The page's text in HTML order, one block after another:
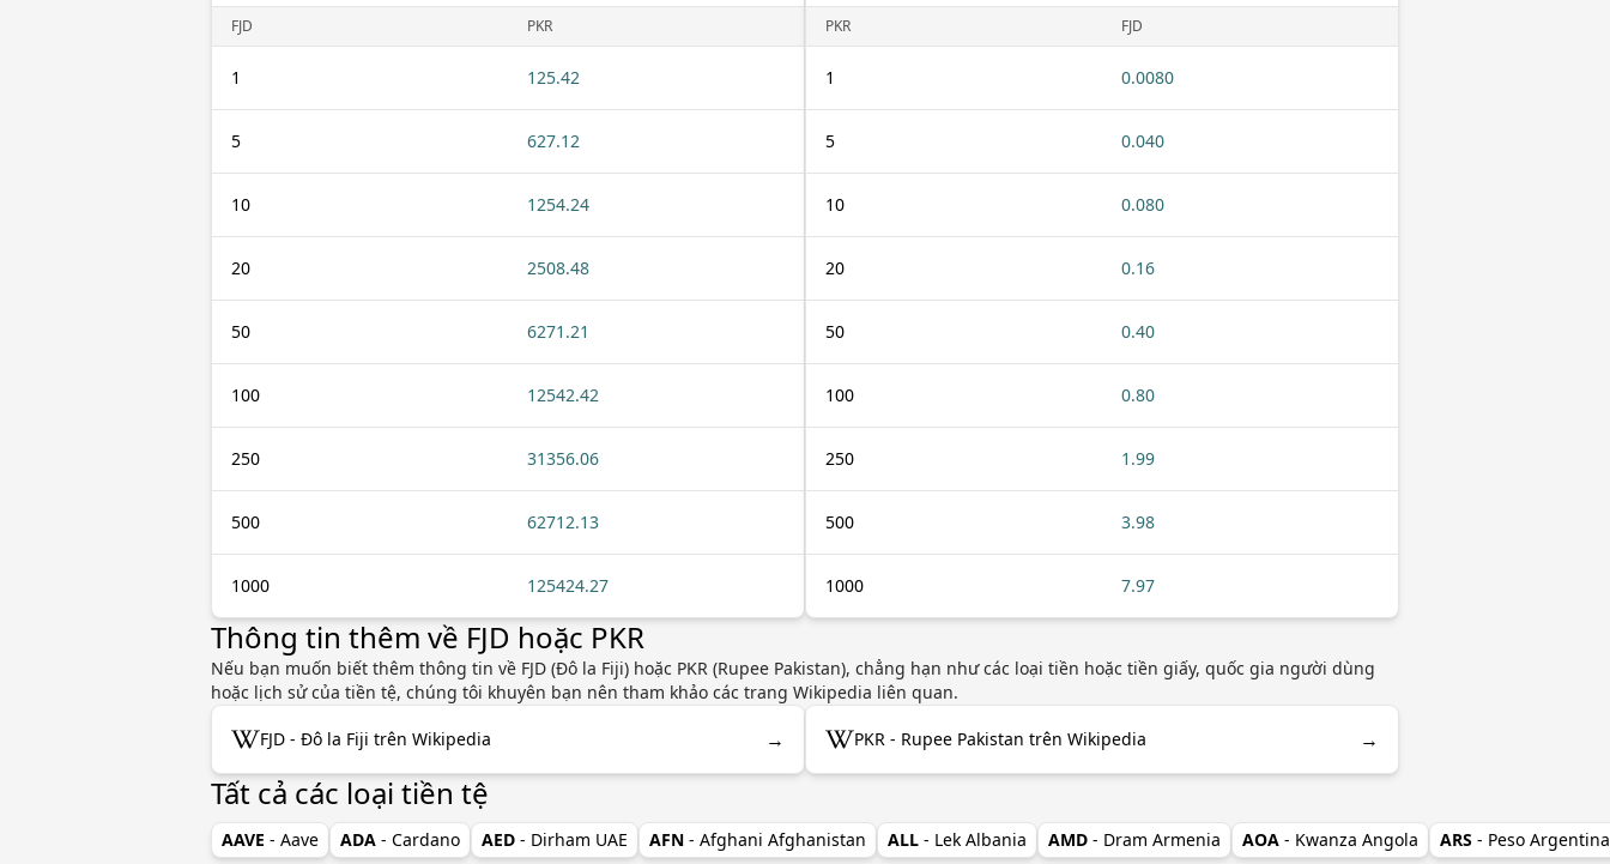
FJD PKR
1 125.42
5 627.12
10 1254.24
20 2508.48
50 6271.21
100 12542.42
250 31356.06
500 62712.13
1000 125424.27
PKR FJD
1 0.0080
5 0.040
10 0.080
20 0.16
50 0.40
100 0.80
250 1.99
500 3.98
1000 7.97
Thông tin thêm về FJD hoặc PKR
Nếu bạn muốn biết thêm thông tin về FJD (Đô la Fiji) hoặc PKR (Rupee Pakistan), chẳng hạn như các loại tiền hoặc tiền giấy, quốc gia người dùng
hoặc lịch sử của tiền tệ, chúng tôi khuyên bạn nên tham khảo các trang Wikipedia liên quan.
FJD - Đô la Fiji trên Wikipedia → PKR - Rupee Pakistan trên Wikipedia →
Tất cả các loại tiền tệ
AAVE - Aave ADA - Cardano AED - Dirham UAE AFN - Afghani Afghanistan ALL - Lek Albania AMD - Dram Armenia AOA - Kwanza Angola ARS - Peso Argentina